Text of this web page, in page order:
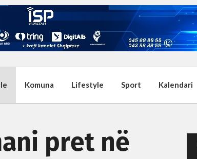
Komuna Lifestyle Sport Kalendari
pret në